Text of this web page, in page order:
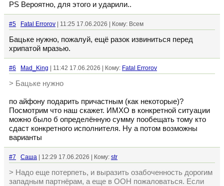
PS Вероятно, для этого и ударили..
#5 Fatal Errorov | 11:25 17.06.2026 | Кому: Всем
Бацьке нужно, пожалуй, ещё разок извиниться перед
хрипатой мразью.
#6 Mad_King | 11:42 17.06.2026 | Кому: Fatal Errorov
> Бацьке нужно
по айфону подарить причастным (как некоторые)?
Посмотрим что наш скажет. ИМХО в конкретной ситуации
можно было б определённую сумму пообещать тому кто
сдаст конкретного исполнителя. Ну а потом возможны
варианты
#7 Cаша | 12:29 17.06.2026 | Кому: str
> Надо еще потерпеть, и выразить озабоченность дорогим
западным партнёрам, а еще в ООН пожаловаться. Если